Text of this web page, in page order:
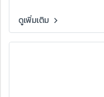
ดูเพิ่มเติม